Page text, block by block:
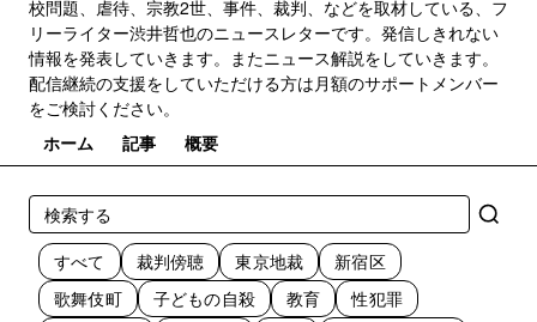
校問題、虐待、宗教2世、事件、裁判、などを取材している、フ
リーライター渋井哲也のニュースレターです。発信しきれない
情報を発表していきます。またニュース解説をしていきます。
配信継続の支援をしていただける方は月額のサポートメンバー
をご検討ください。
ホーム
記事 概要
すべて 裁判傍聴 東京地裁
新宿区
歌舞伎町
子どもの自殺 教育
性犯罪